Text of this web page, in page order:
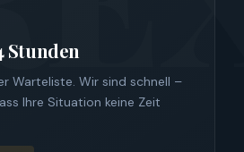
Stunden
Warteliste. Wir sind schnell –
Ihre Situation keine Zeit